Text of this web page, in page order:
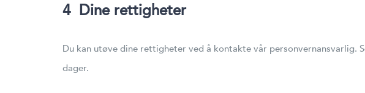
4 Dine rettigheter
Du kan utøve dine rettigheter ved å kontakte vår personvernansvarlig.
dager.